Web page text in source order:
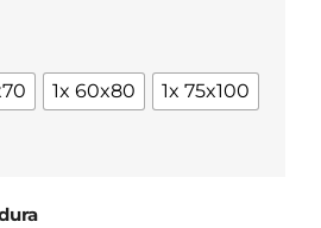
1x 60x80
1x 75x100